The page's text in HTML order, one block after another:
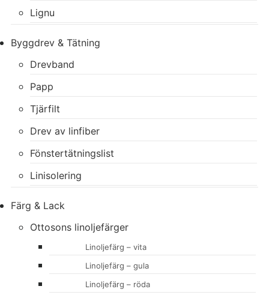
Lignu
Byggdrev & Tätning
Drevband
Papp
Tjärfilt
Drev av linfiber
Fönstertätningslist
Linisolering
Färg & Lack
Ottosons linoljefärger
Linoljefärg – vita
Linoljefärg – gula
Linoljefärg – röda